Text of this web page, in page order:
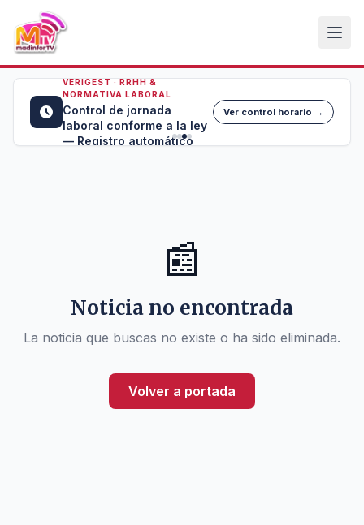
VERIGEST · RRHH &
NORMATIVA LABORAL
Control de jornada
laboral conforme a la ley
— Registro automático
Ver control horario →
📰
Noticia no encontrada
La noticia que buscas no existe o ha sido eliminada.
Volver a portada